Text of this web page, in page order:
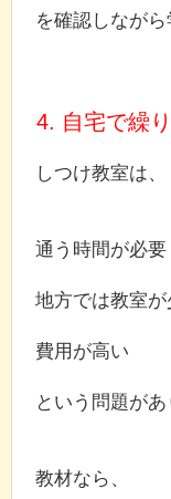
を確認しながら
4. 自宅で繰
しつけ教室は、
通う時間が必要
地方では教室が
費用が高い
という問題があ
教材なら、